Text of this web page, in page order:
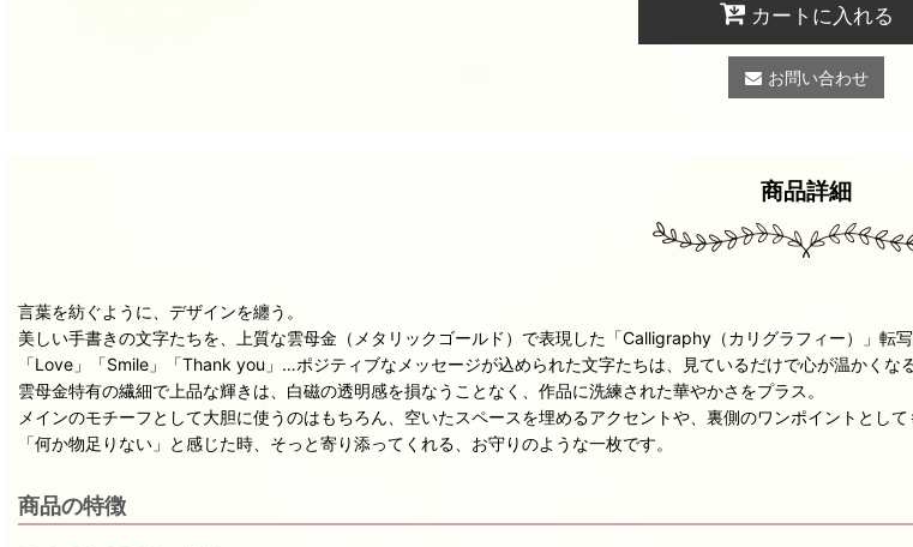
カートに入れる
お問い合わせ
商品詳細
言葉を紡ぐように、デザインを纏う。
美しい手書きの文字たちを、上質な雲母金（メタリックゴールド）で表現した「Calligraphy（カリグラフィー）」転写
「Love」「Smile」「Thank you」…ポジティブなメッセージが込められた文字たちは、見ているだけで心が温かくな
雲母金特有の繊細で上品な輝きは、白磁の透明感を損なうことなく、作品に洗練された華やかさをプラス。
メインのモチーフとして大胆に使うのはもちろん、空いたスペースを埋めるアクセントや、裏側のワンポイントとして
「何か物足りない」と感じた時、そっと寄り添ってくれる、お守りのような一枚です。
商品の特徴